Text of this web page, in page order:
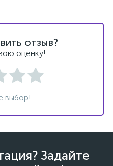
отзыв?
оценку!
выбор!
Задайте